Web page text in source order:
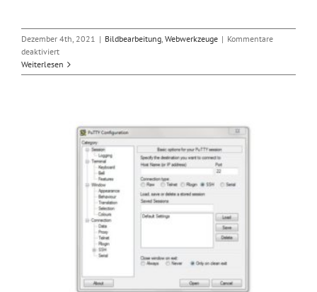
Dezember 4th, 2021 | Bildbearbeitung, Webwerkzeuge | Kommentare
deaktiviertfür
Die
3D-
verfügbar
Weiterlesen